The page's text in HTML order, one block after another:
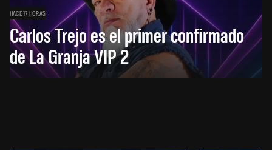
HACE 17 HORAS
Carlos Trejo es el primer confirmado
de La Granja VIP 2